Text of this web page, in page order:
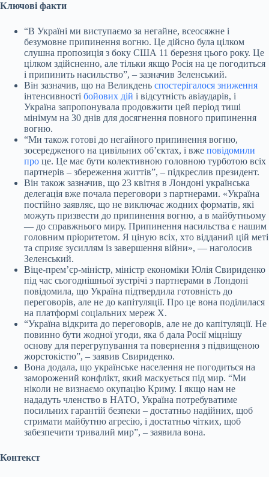
Ключові факти
“В Україні ми виступаємо за негайне, всеосяжне і
безумовне припинення вогню. Це дійсно була цілком
слушна пропозиція з боку США 11 березня цього року. Це
цілком здійсненно, але тільки якщо Росія на це погодиться
і припинить насильство”, – зазначив Зеленський.
Він зазначив, що на Великдень спостерігалося зниження
інтенсивності бойових дій і відсутність авіаударів, і
Україна запропонувала продовжити цей період тиші
мінімум на 30 днів для досягнення повного припинення
вогню.
“Ми також готові до негайного припинення вогню,
зосередженого на цивільних об’єктах, і вже повідомили
про це. Це має бути колективною головною турботою всіх
партнерів – збереження життів”, – підкреслив президент.
Він також зазначив, що 23 квітня в Лондоні українська
делегація вже почала переговори з партнерами. «Україна
постійно заявляє, що не виключає жодних форматів, які
можуть призвести до припинення вогню, а в майбутньому
— до справжнього миру. Припинення насильства є нашим
головним пріоритетом. Я ціную всіх, хто відданий цій меті
та сприяє зусиллям із завершення війни», — наголосив
Зеленський.
Віце-прем’єр-міністр, міністр економіки Юлія Свириденко
під час сьогоднішньої зустрічі з партнерами в Лондоні
повідомила, що Україна підтвердила готовність до
переговорів, але не до капітуляції. Про це вона поділилася
на платформі соціальних мереж X.
“Україна відкрита до переговорів, але не до капітуляції. Не
повинно бути жодної угоди, яка б дала Росії міцнішу
основу для перегрупування та повернення з підвищеною
жорстокістю”, – заявив Свириденко.
Вона додала, що українське населення не погодиться на
заморожений конфлікт, який маскується під мир. “Ми
ніколи не визнаємо окупацію Криму. І якщо нам не
нададуть членство в НАТО, Україна потребуватиме
посильних гарантій безпеки – достатньо надійних, щоб
стримати майбутню агресію, і достатньо чітких, щоб
забезпечити тривалий мир”, – заявила вона.
Контекст